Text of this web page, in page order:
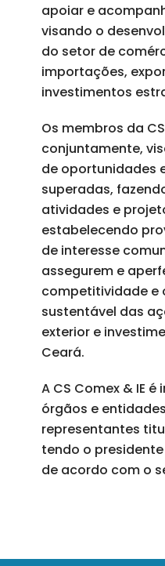
apoiar e
visando o
do setor de
importações,
investimentos
Os membros da
conjuntamente,
de oportunidades
superadas,
atividades e
estabelecendo
de interesse
assegurem e
competitividade e
sustentável das
exterior e
Ceará.
A CS Comex & IE
órgãos e
representantes
tendo o
de acordo com o